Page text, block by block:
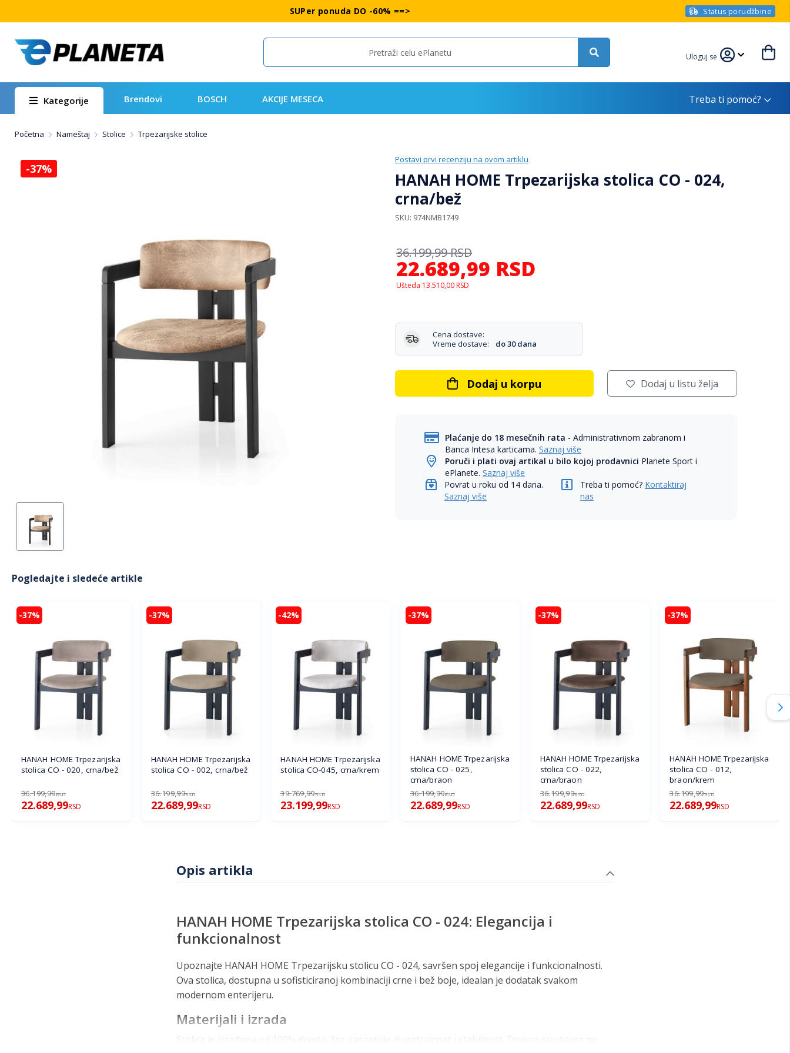
SUPer ponuda DO -60% ==> Status porudžbine
Search Uloguj se
Kategorije Brendovi BOSCH AKCIJE MESECA Treba ti pomoć?
Početna Nameštaj Stolice Trpezarijske stolice
Postavi prvi recenziju na ovom artiklu
HANAH HOME Trpezarijska stolica CO - 024,
crna/bež
SKU 974NMB1749
22.689,99 RSD
36.199,99RSD
Ušteda 13.510,00 RSD
Cena dostave:
Vreme dostave:
do 30 dana
Dodaj u korpu Dodaj u listu želja
Plaćanje do 18 mesečnih rata - Administrativnom zabranom i
Banca Intesa karticama.Saznaj više
Poruči i plati ovaj artikal u bilo kojoj prodavnici Planete Sport i
ePlanete.Saznaj više
Povrat u roku od 14 dana.
Saznaj više
Treba ti pomoć? Kontaktiraj
nas
-37%
Pogledajte i sledeće artikle
-37%
HANAH HOME Trpezarijska
stolica CO - 020, crna/bež
36.199,99RSD
22.689,99RSD
-37%
HANAH HOME Trpezarijska
stolica CO - 002, crna/bež
36.199,99RSD
22.689,99RSD
-42%
HANAH HOME Trpezarijska
stolica CO-045, crna/krem
39.769,99RSD
23.199,99RSD
-37%
HANAH HOME Trpezarijska
stolica CO - 025,
crna/braon
36.199,99RSD
22.689,99RSD
-37%
HANAH HOME Trpezarijska
stolica CO - 022,
crna/braon
36.199,99RSD
22.689,99RSD
-37%
HANAH HOME Trpezarijska
stolica CO - 012,
braon/krem
36.199,99RSD
22.689,99RSD
Opis artikla
HANAH HOME Trpezarijska stolica CO - 024: Elegancija i
funkcionalnost
Upoznajte HANAH HOME Trpezarijsku stolicu CO - 024, savršen spoj elegancije i funkcionalnosti.
Ova stolica, dostupna u sofisticiranoj kombinaciji crne i bež boje, idealan je dodatak svakom
modernom enterijeru.
Materijali i izrada